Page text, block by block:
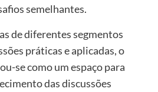
semelhantes.
de diferentes segmentos
práticas e aplicadas, o
se como um espaço para
das discussões